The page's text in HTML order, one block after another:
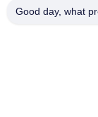
ঠিকানা
Good day, what